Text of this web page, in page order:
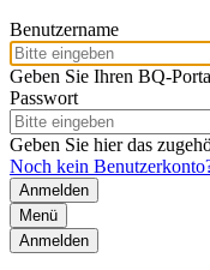
Benutzername
Geben Sie Ihren BQ-
Passwort
Geben Sie hier das
Noch kein
Menü
Anmelden